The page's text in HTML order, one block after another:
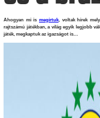
Ahogyan mi is megírtuk, voltak hírek
rajtszámú játékban, a világ egyik legjobb
játék, megkaptuk az igazságot is…